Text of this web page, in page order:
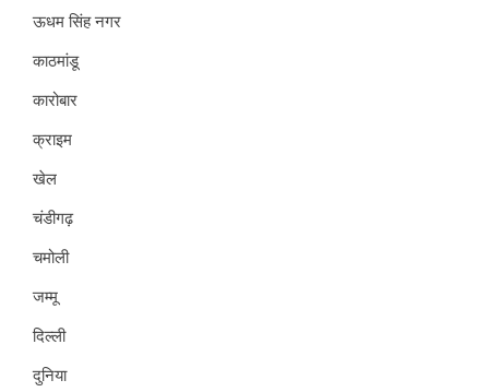
ऊधम सिंह नगर
काठमांडू
कारोबार
क्राइम
खेल
चंडीगढ़
चमोली
जम्मू
दिल्ली
दुनिया